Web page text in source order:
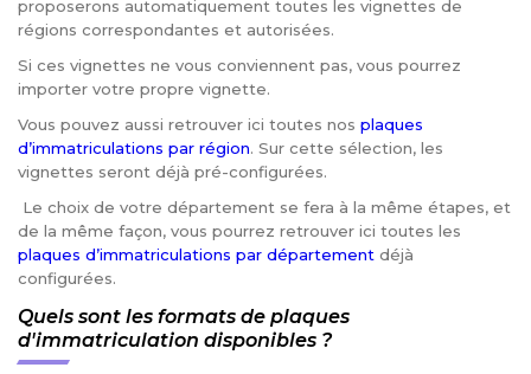
proposerons automatiquement toutes les vignettes de
régions correspondantes et autorisées.
Si ces vignettes ne vous conviennent pas, vous pourrez
importer votre propre vignette.
Vous pouvez aussi retrouver ici toutes nos plaques
d’immatriculations par région. Sur cette sélection, les
vignettes seront déjà pré-configurées.
Le choix de votre département se fera à la même étapes, et
de la même façon, vous pourrez retrouver ici toutes les
plaques d’immatriculations par département déjà
configurées.
Quels sont les formats de plaques
d'immatriculation disponibles ?